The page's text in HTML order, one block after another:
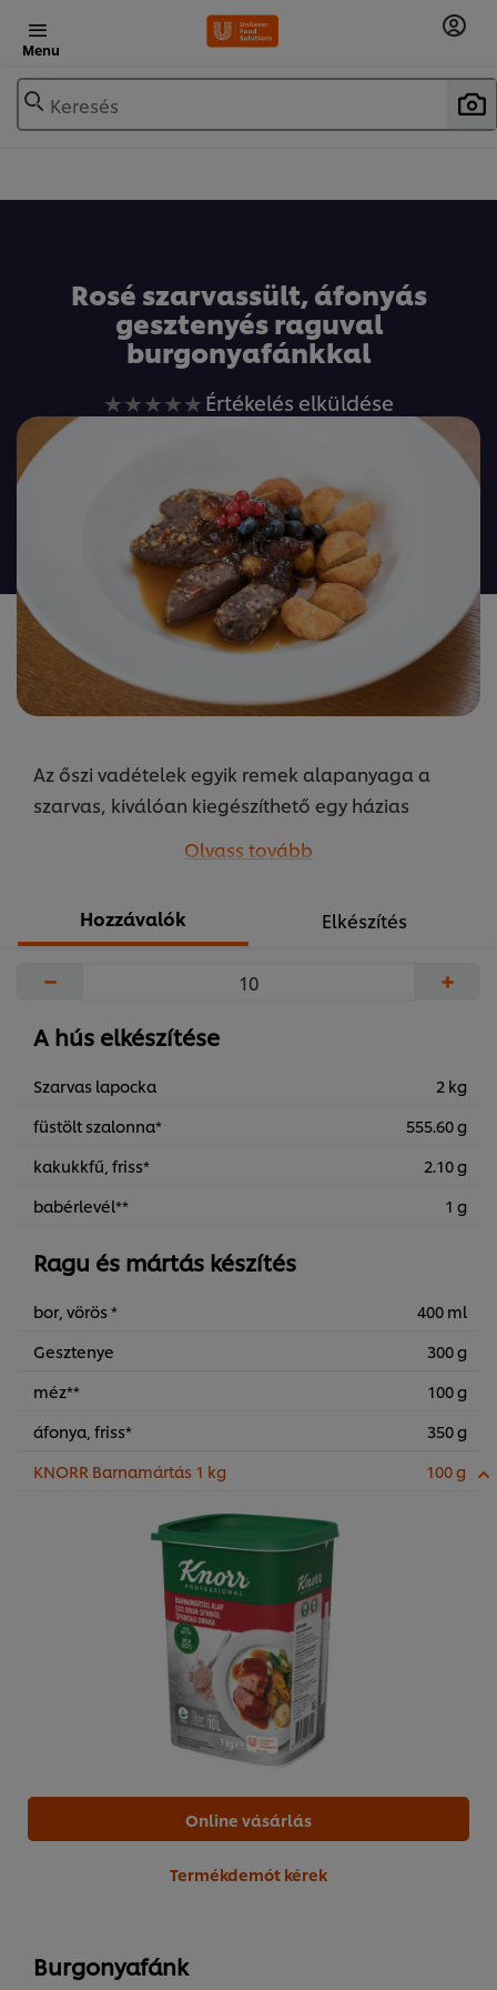
Menu
Keresés
Rosé szarvassült, áfonyás
gesztenyés raguval
burgonyafánkkal
Nem
értékelést
ehhez
a(z)
recipe
elemhez
Értékelés elküldése
Az őszi vadételek egyik remek alapanyaga a
szarvas, kiválóan kiegészíthető egy házias
alapanyagával a gesztenyével.
Olvass tovább
Hozzávalók Elkészítés
− +
A hús elkészítése
Szarvas lapocka
2 kg
füstölt szalonna*
555.60 g
kakukkfű, friss*
2.10 g
babérlevél**
1 g
Ragu és mártás készítés
bor, vörös *
400 ml
Gesztenye
300 g
méz**
100 g
áfonya, friss*
350 g
KNORR Barnamártás 1 kg
100 g
Online vásárlás
Termékdemót kérek
Burgonyafánk